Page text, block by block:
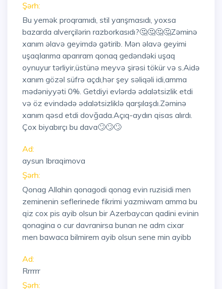
Şərh:
Bu yemək proqramıdı, stil yarışmasıdı, yoxsa
bazarda alverçilərin razborkasıdı?🤔🤔🤔🤔Zəminə
xanım əlavə geyimdə gətirib. Mən əlavə geyimi
uşaqlarıma aparıram qonaq gedəndəki uşaq
oynuyur tərliyir,üstünə meyvə şirəsi tökür və s.Aidə
xanım gözəl süfrə açdı,hər şey səliqəli idi,amma
mədəniyyəti 0%. Getdiyi evlərdə ədalətsizlik etdi
və öz evindədə ədalətsizliklə qarşılaşdı.Zəminə
xanım qəsd etdi dovğada.Açıq-aydın qisas alırdı.
Çox biyabırçı bu dava🙄🙄🙄
Ad:
aysun Ibraqimova
Şərh:
Qonag Allahin qonagodi qonag evin ruzisidi men
zeminenin seflerinede fikrimi yazmiwam amma bu
qiz cox pis ayib olsun bir Azerbaycan qadini evinin
qonagina o cur davranirsa bunan ne adm cixar
men bawaca bilmirem ayib olsun sene min ayibb
Ad:
Rrrrrr
Şərh: